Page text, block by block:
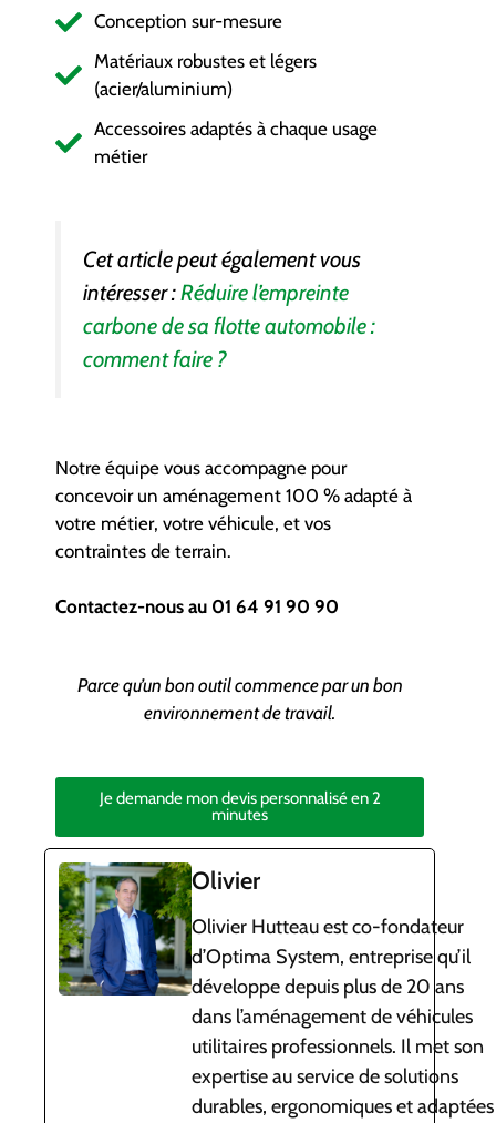
Conception sur-mesure
Matériaux robustes et légers
(acier/aluminium)
Accessoires adaptés à chaque usage
métier
Cet article peut également vous
intéresser :Réduire l’empreinte
carbone de sa flotte automobile :
comment faire ?
Notre équipe vous accompagne pour
concevoir un aménagement 100 % adapté à
votre métier, votre véhicule, et vos
contraintes de terrain.
Contactez-nous au 01 64 91 90 90
Parce qu’un bon outil commence par un bon
environnement de travail.
Je demande mon devis personnalisé en 2
minutes
Olivier
Olivier Hutteau est co-fondateur
d’Optima System, entreprise qu’il
développe depuis plus de 20 ans
dans l’aménagement de véhicules
utilitaires professionnels. Il met son
expertise au service de solutions
durables, ergonomiques et adaptées